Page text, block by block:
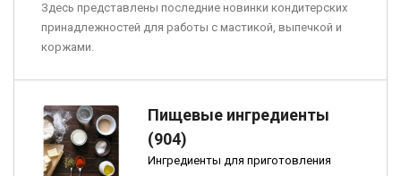
Здесь представлены последние новинки кондитерских
принадлежностей для работы с мастикой, выпечкой и
коржами.
Пищевые ингредиенты
(904)
Ингредиенты для приготовления